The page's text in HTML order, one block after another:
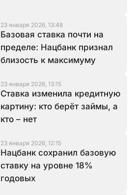
23 января 2026, 13:48
Базовая ставка почти на
пределе: Нацбанк признал
близость к максимуму
23 января 2026, 13:15
Ставка изменила кредитную
картину: кто берёт займы, а
кто – нет
23 января 2026, 12:15
Нацбанк сохранил базовую
ставку на уровне 18%
годовых